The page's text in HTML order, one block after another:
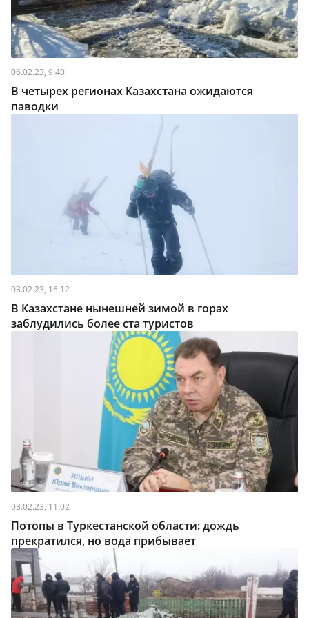
06.02.23, 9:40
В четырех регионах Казахстана ожидаются
паводки
03.02.23, 16:12
В Казахстане нынешней зимой в горах
заблудились более ста туристов
03.02.23, 11:02
Потопы в Туркестанской области: дождь
прекратился, но вода прибывает